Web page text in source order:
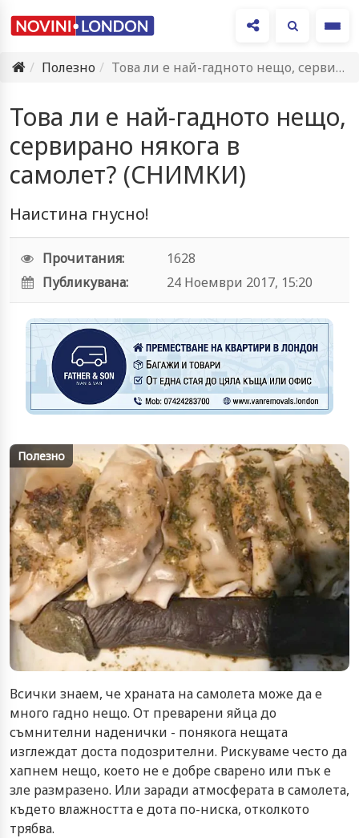
Полезно
Това ли е най-гадното нещо, сервирано някога в самолет? (СНИМКИ)
Това ли е най-гадното нещо,
сервирано някога в
самолет? (СНИМКИ)
Наистина гнусно!
Прочитания:
1628
Публикувана:
24 Ноември 2017, 15:20
Полезно
Всички знаем, че храната на самолета може да е
много гадно нещо. От преварени яйца до
съмнителни наденички - понякога нещата
изглеждат доста подозрителни. Рискуваме често да
хапнем нещо, което не е добре сварено или пък е
зле размразено. Или заради атмосферата в самолета,
където влажността е дота по-ниска, отколкото
трябва.